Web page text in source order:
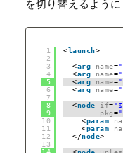
を切り替えるよう
1
2
3
4
5
6
7
8
9
10
11
12
13
<launch>
<arg name=
<arg name=
<arg name=
<arg name=
<node if=
pkg=
<param
<param
</node>